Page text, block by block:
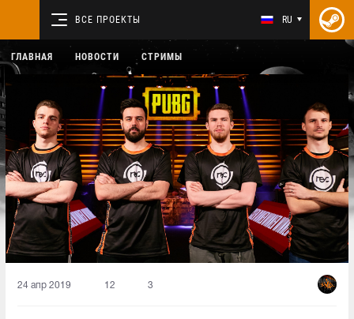
ВСЕ ПРОЕКТЫ RU
ГЛАВНАЯ НОВОСТИ СТРИМЫ
24 апр 2019 12 3